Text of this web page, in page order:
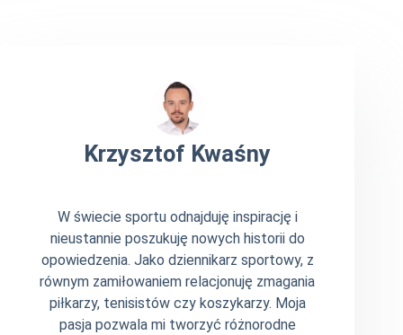
Krzysztof Kwaśny
W świecie sportu odnajduję inspirację i
nieustannie poszukuję nowych historii do
opowiedzenia. Jako dziennikarz sportowy, z
równym zamiłowaniem relacjonuję zmagania
piłkarzy, tenisistów czy koszykarzy. Moja
pasja pozwala mi tworzyć różnorodne